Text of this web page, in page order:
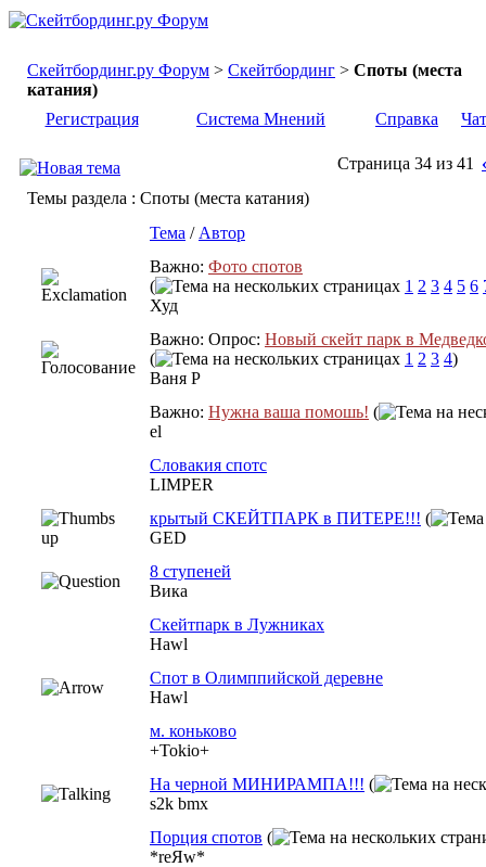
Скейтбординг.ру Форум > Скейтбординг > Споты (места
катания)
Регистрация
Система Мнений Справка Чат
Страница 34 из 41
Темы раздела : Споты (места катания)
Тема / Автор
Важно: Фото спотов
(
1 2 3 4 5 6
Худ
Важно: Опрос: Новый скейт парк в
(
1 2 3 4)
Ваня Р
Важно: Нужна ваша помошь! (
el
Словакия спотс
LIMPER
крытый СКЕЙТПАРК в ПИТЕРЕ!!! (
GED
8 ступеней
Вика
Скейтпарк в Лужниках
Hawl
Спот в Олимппийской деревне
Hawl
м. коньково
+Tokio+
На черной МИНИРАМПА!!! (
s2k bmx
Порция спотов (
*reЯw*